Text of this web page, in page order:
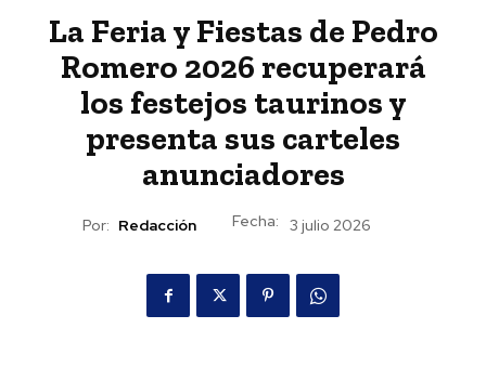
La Feria y Fiestas de Pedro
Romero 2026 recuperará
los festejos taurinos y
presenta sus carteles
anunciadores
Por: Redacción Fecha: 3 julio 2026